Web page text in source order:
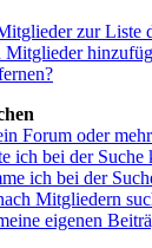
zur Liste
Mitglieder
Forum oder
ich bei der Suche
ich bei der
Mitgliedern
eigenen